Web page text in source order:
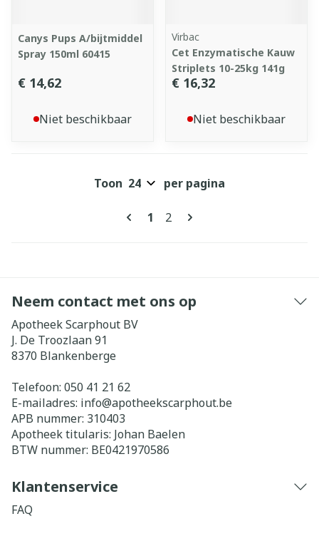
Canys Pups A/bijtmiddel
Spray 150ml 60415
€ 14,62
Niet beschikbaar
Virbac
Cet Enzymatische Kauw
Striplets 10-25kg 141g
€ 16,32
Niet beschikbaar
Pagina's
U lees momenteel pagina
1 Pagina
2
Toon per pagina
Neem contact met ons op
Apotheek Scarphout BV
J. De Troozlaan 91
8370 Blankenberge
Telefoon: 050 41 21 62
E-mailadres: info@apotheekscarphout.be
APB nummer: 310403
Apotheek titularis: Johan Baelen
BTW nummer: BE0421970586
Klantenservice
FAQ